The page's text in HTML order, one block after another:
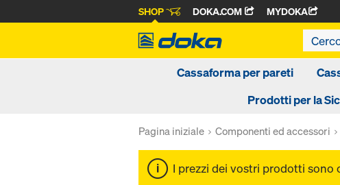
SHOP DOKA.COM MYDOKA
Cassaforma per pareti
Prodotti per la
Pagina iniziale Componenti ed accessori
I prezzi dei vostri prodotti sono